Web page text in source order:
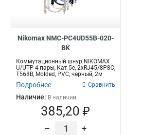
Nikomax NMC-PC4UD55B-020-
BK
Коммутационный шнур NIKOMAX
U/UTP 4 пары, Кат.5е, 2хRJ45/8P8C,
T568B, Molded, PVC, черный, 2м
Подробнее Сравнить
Наличие: В наличии
385,20 ₽
– +